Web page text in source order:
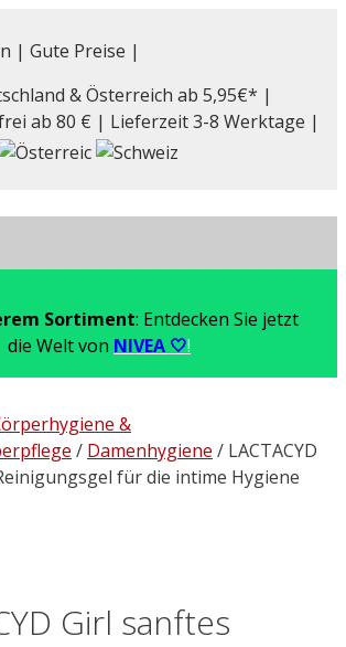
| Gute Preise |
& Österreich ab 5,95€* |
ab 80 € | Lieferzeit 3-8 Werktage |
Sortiment: Entdecken Sie jetzt
die Welt von NIVEA 🤍!
&
/ Damenhygiene / LACTACYD
für die intime Hygiene
Girl sanftes